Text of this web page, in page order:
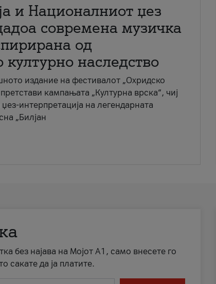
и Националниот џез
современа музичка
од
културно наследство
издание на фестивалот „Охридско
кампањата „Културна врска“, чиј
интерпретација на легендарната
„Билјан
без најава на Мојот А1, само внесете го
сакате да ја платите.